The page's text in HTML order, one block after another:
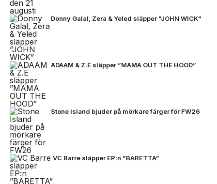
Donny Galal, Zera & Yeled släpper ”JOHN WICK”
ADAAM & Z.E släpper ”MAMA OUT THE HOOD”
Stone Island bjuder på mörkare färger för FW26
VC Barre släpper EP:n ”BARETTA”